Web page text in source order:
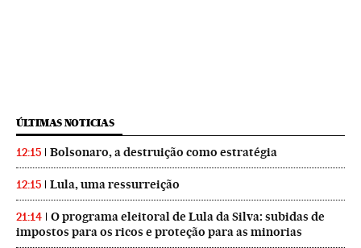
ÚLTIMAS NOTICIAS
12:15 Bolsonaro, a destruição como estratégia
12:15 Lula, uma ressurreição
21:14
O programa eleitoral de Lula da Silva: subidas de
impostos para os ricos e proteção para as minorias